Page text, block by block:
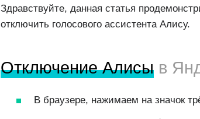
Здравствуйте, данная статья
отключить голосового ассистента Алису.
Отключение Алисы в
В браузере, нажимаем на значок